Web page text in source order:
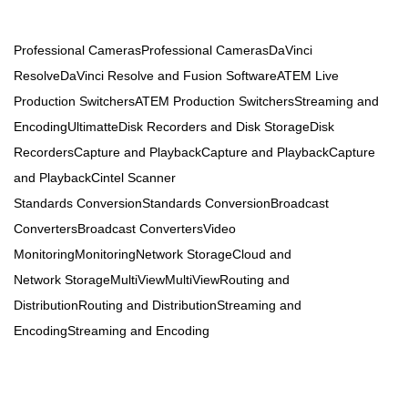
Professional CamerasProfessional CamerasDaVinci
ResolveDaVinci Resolve and Fusion SoftwareATEM Live
Production SwitchersATEM Production SwitchersStreaming and
EncodingUltimatteDisk Recorders and Disk StorageDisk
RecordersCapture and PlaybackCapture and PlaybackCapture
and PlaybackCintel Scanner
Standards ConversionStandards ConversionBroadcast
ConvertersBroadcast ConvertersVideo
MonitoringMonitoringNetwork StorageCloud and
Network StorageMultiViewMultiViewRouting and
DistributionRouting and DistributionStreaming and
EncodingStreaming and Encoding